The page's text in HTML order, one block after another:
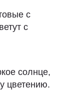
с
с
солнце,
цветению.